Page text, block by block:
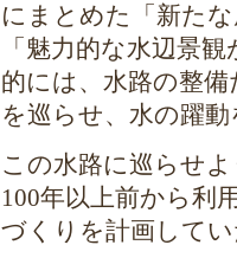
にまとめた「新た
「魅力的な水辺景
的には、水路の整
を巡らせ、水の躍
この水路に巡らせ
100年以上前から利
づくりを計画して